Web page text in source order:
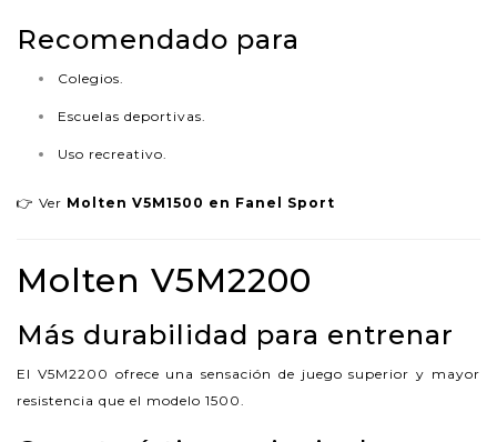
Recomendado para
Colegios.
Escuelas deportivas.
Uso recreativo.
👉 Ver Molten V5M1500 en Fanel Sport
Molten V5M2200
Más durabilidad para entrenar
El V5M2200 ofrece una sensación de juego superior y mayor
resistencia que el modelo 1500.